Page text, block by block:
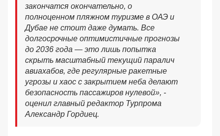
закончатся окончательно, о
полноценном пляжном туризме в ОАЭ и
Дубае не стоит даже думать. Все
долгосрочные оптимистичные прогнозы
до 2036 года — это лишь попытка
скрыть масштабный текущий паралич
авиахабов, где регулярные ракетные
угрозы и хаос с закрытием неба делают
безопасность пассажиров нулевой», -
оценил главный редактор Турпрома
Александр Гордиец.